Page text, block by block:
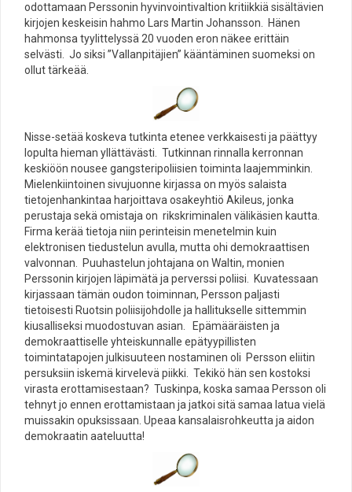
odottamaan Perssonin hyvinvointivaltion kritiikkiä sisältävien
kirjojen keskeisin hahmo Lars Martin Johansson. Hänen
hahmonsa tyylittelyssä 20 vuoden eron näkee erittäin
selvästi. Jo siksi ”Vallanpitäjien” kääntäminen suomeksi on
ollut tärkeää.
Nisse-setää koskeva tutkinta etenee verkkaisesti ja päättyy
lopulta hieman yllättävästi. Tutkinnan rinnalla kerronnan
keskiöön nousee gangsteripoliisien toiminta laajemminkin.
Mielenkiintoinen sivujuonne kirjassa on myös salaista
tietojenhankintaa harjoittava osakeyhtiö Akileus, jonka
perustaja sekä omistaja on rikskriminalen välikäsien kautta.
Firma kerää tietoja niin perinteisin menetelmin kuin
elektronisen tiedustelun avulla, mutta ohi demokraattisen
valvonnan. Puuhastelun johtajana on Waltin, monien
Perssonin kirjojen läpimätä ja perverssi poliisi. Kuvatessaan
kirjassaan tämän oudon toiminnan, Persson paljasti
tietoisesti Ruotsin poliisijohdolle ja hallitukselle sittemmin
kiusalliseksi muodostuvan asian. Epämääräisten ja
demokraattiselle yhteiskunnalle epätyypillisten
toimintatapojen julkisuuteen nostaminen oli Persson eliitin
persuksiin iskemä kirvelevä piikki. Tekikö hän sen kostoksi
virasta erottamisestaan? Tuskinpa, koska samaa Persson oli
tehnyt jo ennen erottamistaan ja jatkoi sitä samaa latua vielä
muissakin opuksissaan. Upeaa kansalaisrohkeutta ja aidon
demokraatin aateluutta!